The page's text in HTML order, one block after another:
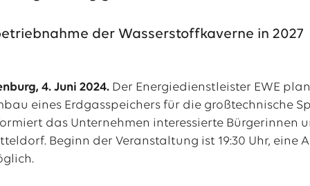
der Wasserstoffkaverne in 2027
4. Juni 2024. Der Energiedienstleister EWE
eines Erdgasspeichers für die großtechnische
das Unternehmen interessierte Bürgerinnen
Beginn der Veranstaltung ist 19:30 Uhr, eine